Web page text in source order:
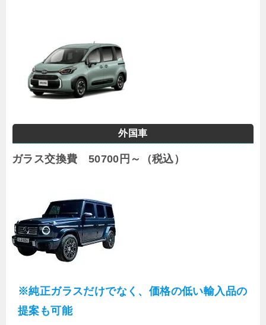
外国車
ガラス交換費 50700円～（税込）
※純正ガラスだけでなく、価格の低い輸入品の
提案も可能